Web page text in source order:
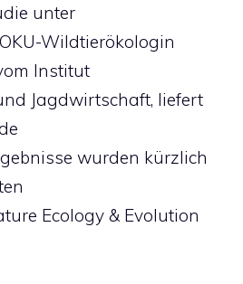
unter
Wildtierökologin
Institut
Jagdwirtschaft, liefert
wurden kürzlich
Ecology & Evolution